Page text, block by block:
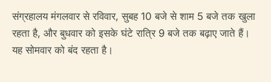
संग्रहालय मंगलवार से रविवार, सुबह 10 बजे से शाम 5 बजे तक खुला
रहता है, और बुधवार को इसके घंटे रात्रि 9 बजे तक बढ़ाए जाते हैं।
यह सोमवार को बंद रहता है।